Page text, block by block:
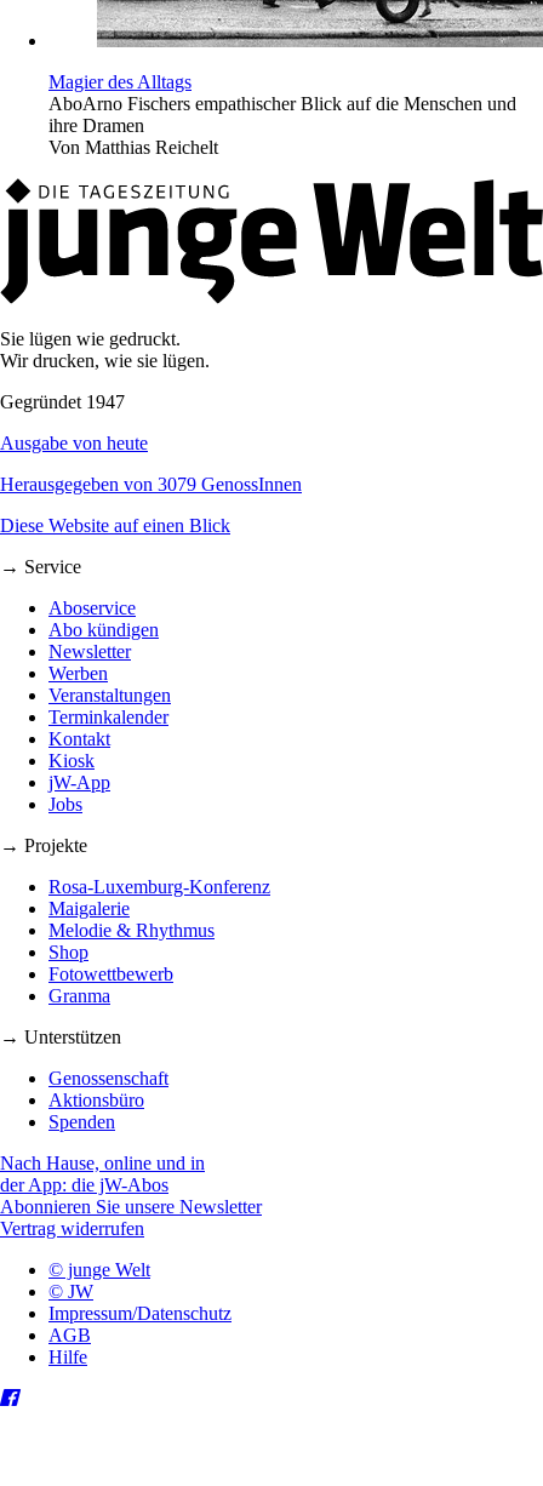
Magier des Alltags
AboArno Fischers empathischer Blick auf die Menschen und
ihre Dramen
Von Matthias Reichelt
Sie lügen wie gedruckt.
Wir drucken, wie sie lügen.
Gegründet 1947
Ausgabe von heute
Herausgegeben von 3079 GenossInnen
Diese Website auf einen Blick
→ Service
Aboservice
Abo kündigen
Newsletter
Werben
Veranstaltungen
Terminkalender
Kontakt
Kiosk
jW-App
Jobs
→ Projekte
Rosa-Luxemburg-Konferenz
Maigalerie
Melodie & Rhythmus
Shop
Fotowettbewerb
Granma
→ Unterstützen
Genossenschaft
Aktionsbüro
Spenden
Nach Hause, online und in
der App: die jW-Abos
Abonnieren Sie unsere Newsletter
Vertrag widerrufen
© junge Welt
© JW
Impressum/Datenschutz
AGB
Hilfe